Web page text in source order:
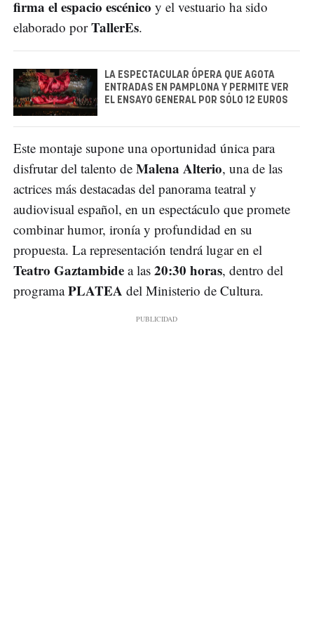
firma el espacio escénico y el vestuario ha sido
elaborado porTallerEs.
LA ESPECTACULAR ÓPERA QUE AGOTA
ENTRADAS EN PAMPLONA Y PERMITE VER
EL ENSAYO GENERAL POR SÓLO 12 EUROS
Este montaje supone una oportunidad única para
disfrutar del talento de Malena Alterio, una de las
actrices más destacadas del panorama teatral y
audiovisual español, en un espectáculo que promete
combinar humor, ironía y profundidad en su
propuesta. La representación tendrá lugar en el
Teatro Gaztambide a las 20:30 horas, dentro del
programaPLATEA del Ministerio de Cultura.